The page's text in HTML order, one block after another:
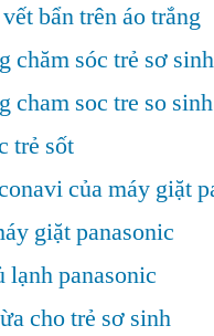
bẩn trên áo trắng
chăm sóc trẻ sơ sinh
cham soc tre so sinh
trẻ sốt
của máy giặt
giặt panasonic
lạnh panasonic
cho trẻ sơ sinh